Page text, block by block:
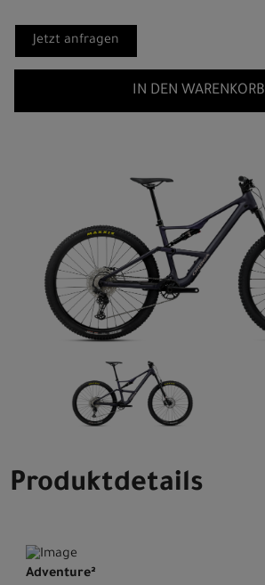
Jetzt anfragen
IN DEN WARENKORB
Produktdetails
Adventure²